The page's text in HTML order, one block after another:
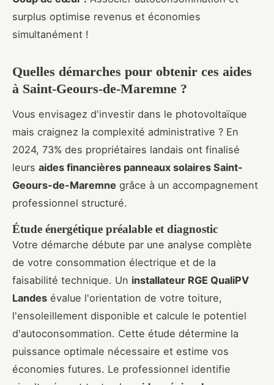
surplus optimise revenus et économies
simultanément !
Quelles démarches pour obtenir ces aides
à Saint-Geours-de-Maremne ?
Vous envisagez d'investir dans le photovoltaïque
mais craignez la complexité administrative ? En
2024, 73% des propriétaires landais ont finalisé
leurs aides financières panneaux solaires Saint-
Geours-de-Maremne grâce à un accompagnement
professionnel structuré.
Étude énergétique préalable et diagnostic
Votre démarche débute par une analyse complète
de votre consommation électrique et de la
faisabilité technique. Un installateur RGE QualiPV
Landes évalue l'orientation de votre toiture,
l'ensoleillement disponible et calcule le potentiel
d'autoconsommation. Cette étude détermine la
puissance optimale nécessaire et estime vos
économies futures. Le professionnel identifie